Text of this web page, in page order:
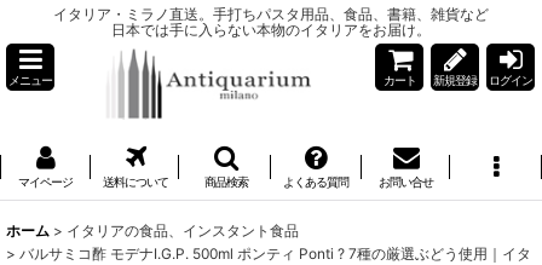
イタリア・ミラノ直送。手打ちパスタ用品、食品、書籍、雑貨など
日本では手に入らない本物のイタリアをお届け。
メニュー カート 新規登録 ログイン
マイページ 送料について 商品検索 よくある質問 お問い合せ
ホーム > イタリアの食品、インスタント食品
> バルサミコ酢 モデナI.G.P. 500ml ポンティ Ponti ? 7種の厳選ぶどう使用｜イタ